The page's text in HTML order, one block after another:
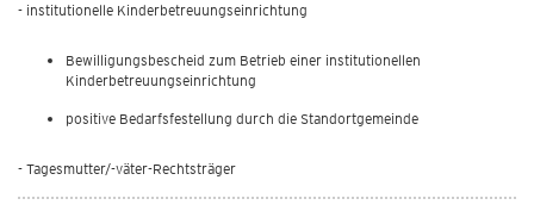
- institutionelle Kinderbetreuungseinrichtung
Bewilligungsbescheid zum Betrieb einer institutionellen
Kinderbetreuungseinrichtung
positive Bedarfsfestellung durch die Standortgemeinde
- Tagesmutter/-väter-Rechtsträger